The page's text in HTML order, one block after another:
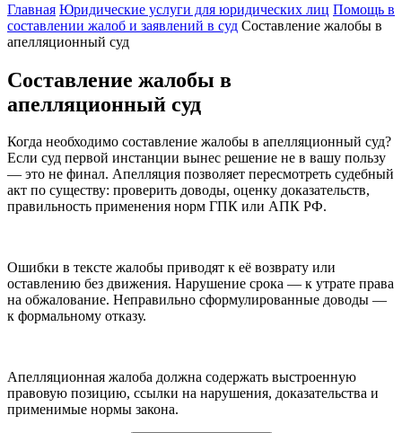
Главная Юридические услуги для юридических лиц Помощь в
составлении жалоб и заявлений в суд Составление жалобы в
апелляционный суд
Составление жалобы в
апелляционный суд
Когда необходимо составление жалобы в апелляционный суд?
Если суд первой инстанции вынес решение не в вашу пользу
— это не финал. Апелляция позволяет пересмотреть судебный
акт по существу: проверить доводы, оценку доказательств,
правильность применения норм ГПК или АПК РФ.
Ошибки в тексте жалобы приводят к её возврату или
оставлению без движения. Нарушение срока — к утрате права
на обжалование. Неправильно сформулированные доводы —
к формальному отказу.
Апелляционная жалоба должна содержать выстроенную
правовую позицию, ссылки на нарушения, доказательства и
применимые нормы закона.